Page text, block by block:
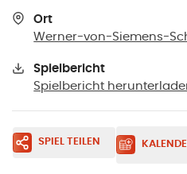
Ort
Werner-von-Siemens-
Spielbericht
Spielbericht
SPIEL TEILEN